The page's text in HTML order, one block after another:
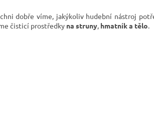
dobře víme, jakýkoliv hudební nástroj
čisticí prostředky na struny, hmatníka tělo.